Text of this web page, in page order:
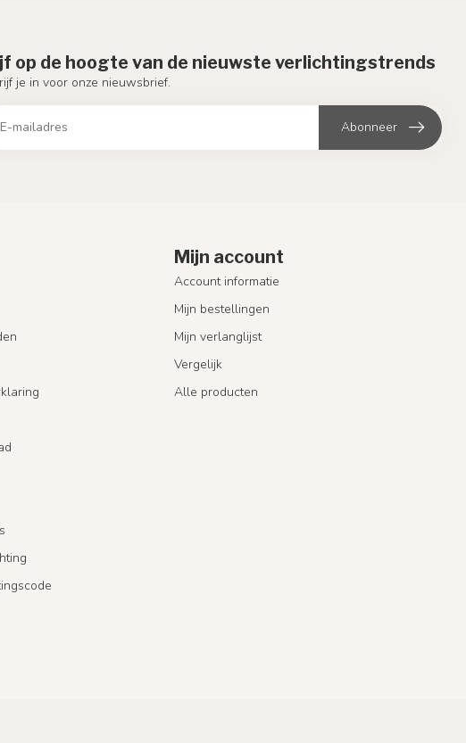
op de hoogte van de nieuwste verlichtingstrends
je in voor onze nieuwsbrief.
Abonneer
Mijn account
Account informatie
Mijn bestellingen
Mijn verlanglijst
Vergelijk
Alle producten